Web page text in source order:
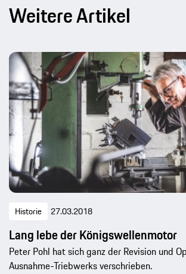
Weitere Artikel
Historie 27.03.2018
Lang lebe der Königswellenmotor
Peter Pohl hat sich ganz der Revision und
Ausnahme-Triebwerks verschrieben.